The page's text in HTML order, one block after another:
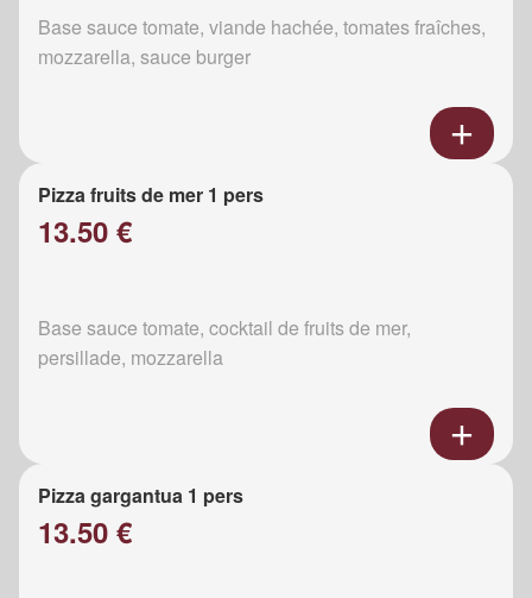
Base sauce tomate, viande hachée, tomates fraîches,
mozzarella, sauce burger
Pizza fruits de mer 1 pers
13.50 €
Base sauce tomate, cocktail de fruits de mer,
persillade, mozzarella
Pizza gargantua 1 pers
13.50 €